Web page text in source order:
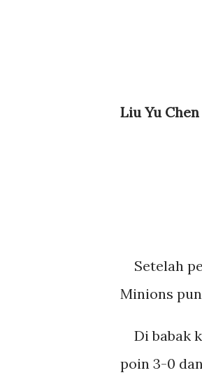
Liu Yu
Setelah
Minions
Di babak
poin 3-0